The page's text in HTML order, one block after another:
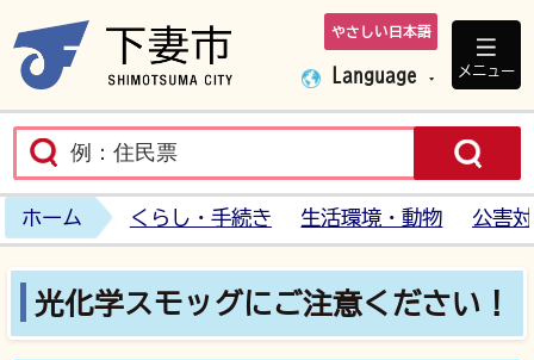
下妻市ホームペ
やさしい日本語
Language メニュー
ホーム くらし・手続き 生活環境・動物 公害
光化学スモッグにご注意ください！